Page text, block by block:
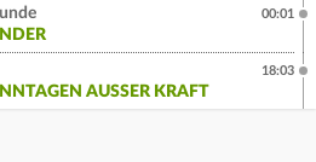
00:01
AUSSER KRAFT
18:03